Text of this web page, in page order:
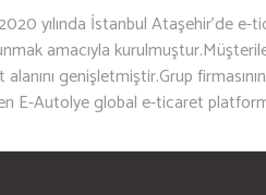
yılında İstanbul Ataşehir’de
amacıyla
genişletmiştir.Grup
E-Autolye global e-ticaret